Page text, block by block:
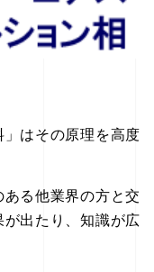
はその原理を高度
る他業界の方と交
出たり、知識が広